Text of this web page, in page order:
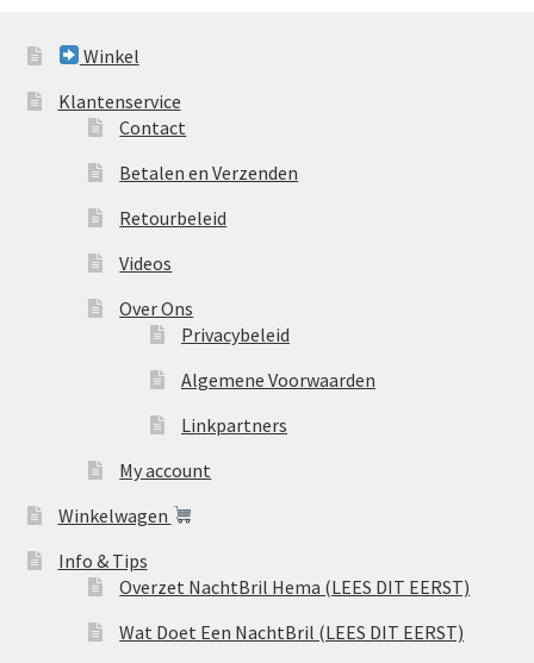
Winkel
Klantenservice
Contact
Betalen en Verzenden
Retourbeleid
Videos
Over Ons
Privacybeleid
Algemene Voorwaarden
Linkpartners
My account
Winkelwagen
Info & Tips
Overzet NachtBril Hema (LEES DIT EERST)
Wat Doet Een NachtBril (LEES DIT EERST)